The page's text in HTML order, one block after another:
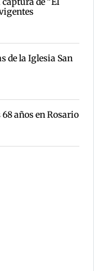
de la Iglesia San
años en Rosario